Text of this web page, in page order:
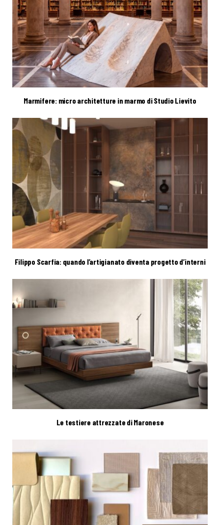
Marmifere: micro architetture in marmo di Studio Lievito
Filippo Scarfia: quando l’artigianato diventa progetto d’interni
Le testiere attrezzate di Maronese